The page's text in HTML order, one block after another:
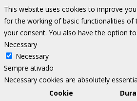
This website uses cookies to improve
for the working of basic functionalities of
your consent. You also have the option
Necessary
Necessary
Sempre ativado
Necessary cookies are absolutely
Cookie